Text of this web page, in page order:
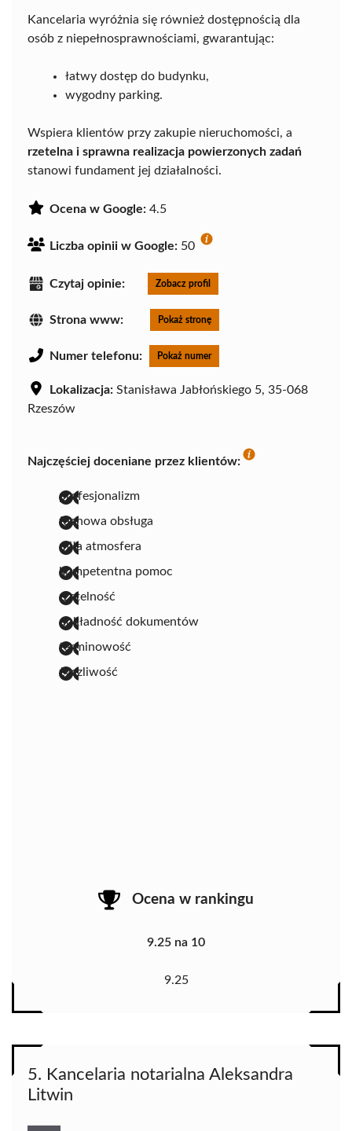
Kancelaria wyróżnia się również dostępnością dla
osób z niepełnosprawnościami, gwarantując:
łatwy dostęp do budynku,
wygodny parking.
Wspiera klientów przy zakupie nieruchomości, a
rzetelna i sprawna realizacja powierzonych zadań
stanowi fundament jej działalności.
Ocena w Google: 4.5
Liczba opinii w Google: 50
Czytaj opinie: Zobacz profil
Strona www: Pokaż stronę
Numer telefonu: Pokaż numer
Lokalizacja: Stanisława Jabłońskiego 5, 35-068
Rzeszów
Najczęściej doceniane przez klientów:
profesjonalizm
fachowa obsługa
miła atmosfera
kompetentna pomoc
rzetelność
dokładność dokumentów
terminowość
życzliwość
Ocena w rankingu
9.25 na 10
9.25
5. Kancelaria notarialna Aleksandra
Litwin